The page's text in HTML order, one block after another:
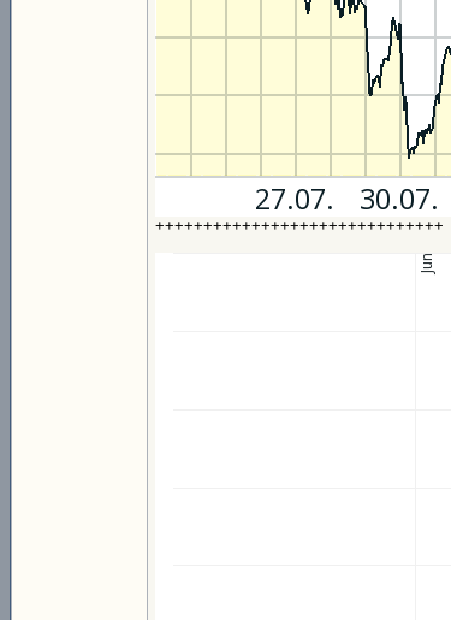
++++++++++++++++++++++++++++++